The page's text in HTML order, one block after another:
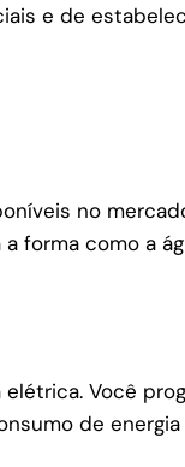
e de
no
forma como a
Você
de